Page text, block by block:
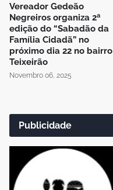
Vereador Gedeão
Negreiros organiza 2ª
edição do “Sabadão da
Família Cidadã” no
próximo dia 22 no bairro
Teixeirão
Novembro 06, 2025
Publicidade